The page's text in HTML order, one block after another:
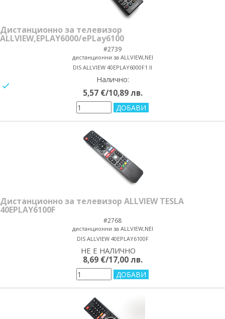
Дистанционно за телевизор
ALLVIEW,EPLAY6000/ePLay6100
#2739
дистанционни за ALLVIEW,NEI
DIS ALLVIEW 40EPLAY6000F1 II
Налично:
5,57 €/10,89 лв.
Дистанционно за телевизор ALLVIEW TESLA
40EPLAY6100F
#2768
дистанционни за ALLVIEW,NEI
DIS ALLVIEW 40EPLAY6100F
НЕ Е НАЛИЧНО
8,69 €/17,00 лв.